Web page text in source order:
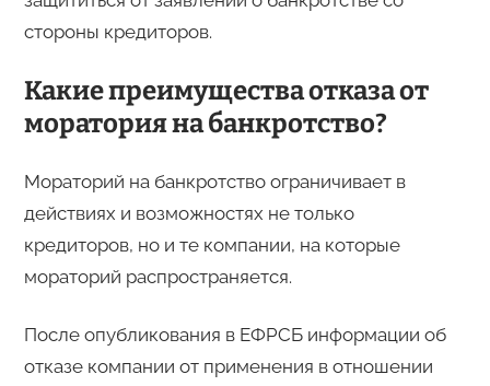
стороны кредиторов.
Какие преимущества отказа от
моратория на банкротство?
Мораторий на банкротство ограничивает в
действиях и возможностях не только
кредиторов, но и те компании, на которые
мораторий распространяется.
После опубликования в ЕФРСБ информации об
отказе компании от применения в отношении